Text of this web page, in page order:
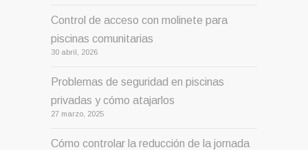
Control de acceso con molinete para
piscinas comunitarias
30 abril, 2026
Problemas de seguridad en piscinas
privadas y cómo atajarlos
27 marzo, 2025
Cómo controlar la reducción de la jornada